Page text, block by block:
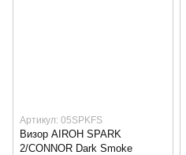
Артикул: 05SPKFS
Визор AIROH SPARK
2/CONNOR Dark Smoke